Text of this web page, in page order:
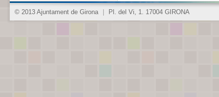
© 2013 Ajuntament de Girona Pl. del Vi, 1. 17004 GIRONA